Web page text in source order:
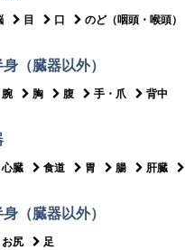
目 口 のど（咽頭・喉頭）
身（臓器以外）
腕 胸 腹 手・爪 背中
心臓 食道 胃 腸 肝臓
（臓器以外）
お尻 足